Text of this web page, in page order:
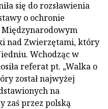
się do rozsławienia
o ochronie
nad Zwierzętami, który
Wchodząc w
referat pt. „Walka o
został najwyżej
na
zaś przez polską